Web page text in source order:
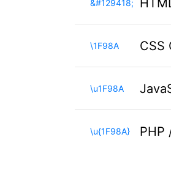
&#129418;
\1F98A CSS
\u1F98A
\u{1F98A} PHP